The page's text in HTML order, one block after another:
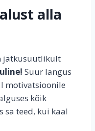
alla
jätkusuutlikult
Suur langus
motivatsioonile
kõik
sa teed, kui kaal